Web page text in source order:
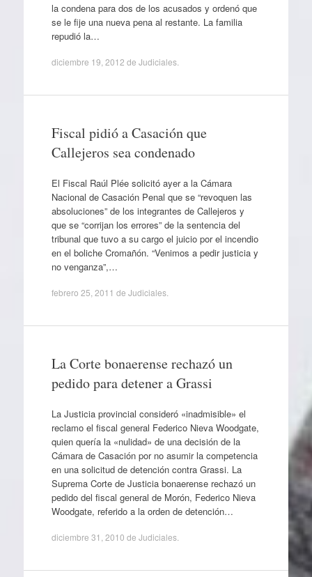
la condena para dos de los acusados y ordenó que
se le fije una nueva pena al restante. La familia
repudió la…
diciembre 19, 2012 de Judiciales.
Fiscal pidió a Casación que
Callejeros sea condenado
El Fiscal Raúl Plée solicitó ayer a la Cámara
Nacional de Casación Penal que se “revoquen las
absoluciones” de los integrantes de Callejeros y
que se “corrijan los errores” de la sentencia del
tribunal que tuvo a su cargo el juicio por el incendio
en el boliche Cromañón. “Venimos a pedir justicia y
no venganza”,…
febrero 25, 2011 de Judiciales.
La Corte bonaerense rechazó un
pedido para detener a Grassi
La Justicia provincial consideró «inadmisible» el
reclamo el fiscal general Federico Nieva Woodgate,
quien quería la «nulidad» de una decisión de la
Cámara de Casación por no asumir la competencia
en una solicitud de detención contra Grassi. La
Suprema Corte de Justicia bonaerense rechazó un
pedido del fiscal general de Morón, Federico Nieva
Woodgate, referido a la orden de detención…
diciembre 31, 2010 de Judiciales.